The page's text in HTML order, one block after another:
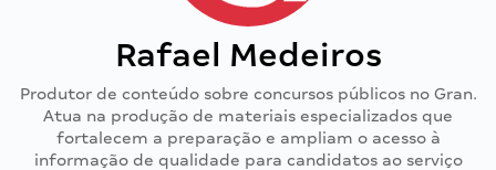
Rafael Medeiros
Produtor de conteúdo sobre concursos públicos no Gran.
Atua na produção de materiais especializados que
fortalecem a preparação e ampliam o acesso à
informação de qualidade para candidatos ao serviço